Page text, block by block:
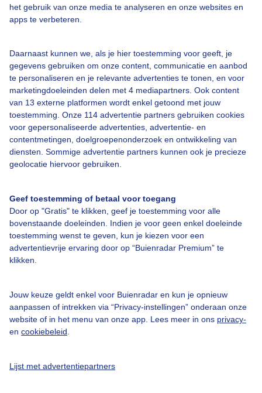
het gebruik van onze media te analyseren en onze websites en
apps te verbeteren.
Daarnaast kunnen we, als je hier toestemming voor geeft, je
gegevens gebruiken om onze content, communicatie en aanbod
te personaliseren en je relevante advertenties te tonen, en voor
marketingdoeleinden delen met 4 mediapartners. Ook content
van 13 externe platformen wordt enkel getoond met jouw
toestemming. Onze 114 advertentie partners gebruiken cookies
voor gepersonaliseerde advertenties, advertentie- en
contentmetingen, doelgroepenonderzoek en ontwikkeling van
diensten. Sommige advertentie partners kunnen ook je precieze
geolocatie hiervoor gebruiken.
Geef toestemming of betaal voor toegang
Door op "Gratis" te klikken, geef je toestemming voor alle
bovenstaande doeleinden. Indien je voor geen enkel doeleinde
toestemming wenst te geven, kun je kiezen voor een
advertentievrije ervaring door op “Buienradar Premium” te
klikken.
Jouw keuze geldt enkel voor Buienradar en kun je opnieuw
aanpassen of intrekken via “Privacy-instellingen” onderaan onze
website of in het menu van onze app. Lees meer in ons privacy-
en cookiebeleid
Lijst met advertentiepartners
Over Buienradar
Bedrijfsgegevens
Contact
Toegankelijkheid
Gebruikersvoorwaarden
Adverteren
Privacy beleid
Cookie beleid